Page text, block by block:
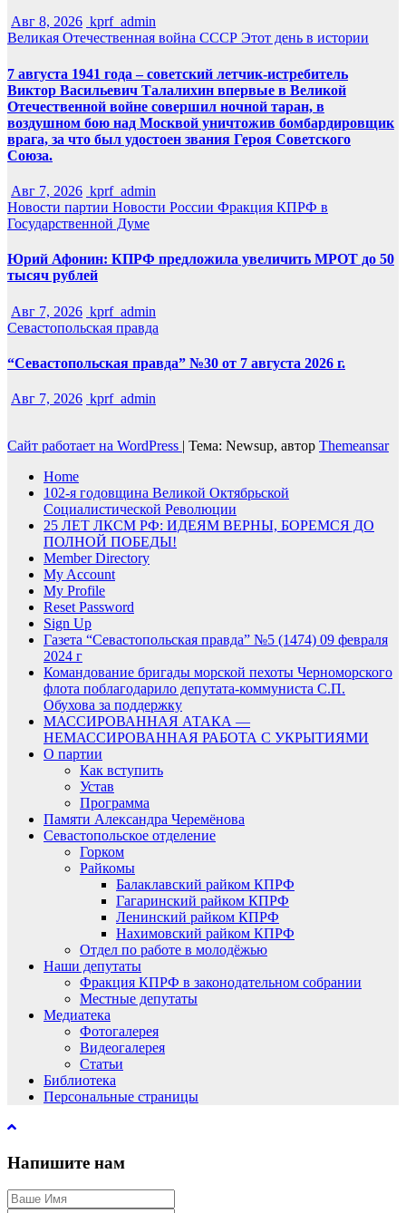
Авг 8, 2026 kprf_admin
Великая Отечественная война СССР Этот день в истории
7 августа 1941 года – советский летчик-истребитель
Виктор Васильевич Талалихин впервые в Великой
Отечественной войне совершил ночной таран, в
воздушном бою над Москвой уничтожив бомбардировщик
врага, за что был удостоен звания Героя Советского
Союза.
Авг 7, 2026 kprf_admin
Новости партии Новости России Фракция КПРФ в
Государственной Думе
Юрий Афонин: КПРФ предложила увеличить МРОТ до 50
тысяч рублей
Авг 7, 2026 kprf_admin
Севастопольская правда
“Севастопольская правда” №30 от 7 августа 2026 г.
Авг 7, 2026 kprf_admin
Сайт работает на WordPress | Тема: Newsup, автор Themeansar
Home
102-я годовщина Великой Октябрьской
Социалистической Революции
25 ЛЕТ ЛКСМ РФ: ИДЕЯМ ВЕРНЫ, БОРЕМСЯ ДО
ПОЛНОЙ ПОБЕДЫ!
Member Directory
My Account
My Profile
Reset Password
Sign Up
Газета “Севастопольская правда” №5 (1474) 09 февраля
2024 г
Командование бригады морской пехоты Черноморского
флота поблагодарило депутата-коммуниста С.П.
Обухова за поддержку
МАССИРОВАННАЯ АТАКА —
НЕМАССИРОВАННАЯ РАБОТА С УКРЫТИЯМИ
О партии
Как вступить
Устав
Программа
Памяти Александра Черемёнова
Севастопольское отделение
Горком
Райкомы
Балаклавский райком КПРФ
Гагаринский райком КПРФ
Ленинский райком КПРФ
Нахимовский райком КПРФ
Отдел по работе в молодёжью
Наши депутаты
Фракция КПРФ в законодательном собрании
Местные депутаты
Медиатека
Фотогалерея
Видеогалерея
Статьи
Библиотека
Персональные страницы
Напишите нам